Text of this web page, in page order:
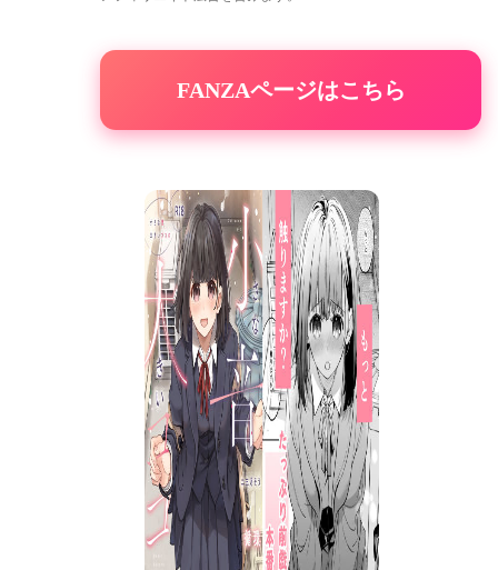
FANZAページはこちら